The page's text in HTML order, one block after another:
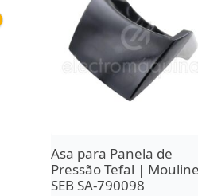
Asa para Panela de
Pressão Tefal |
SEB SA-790098